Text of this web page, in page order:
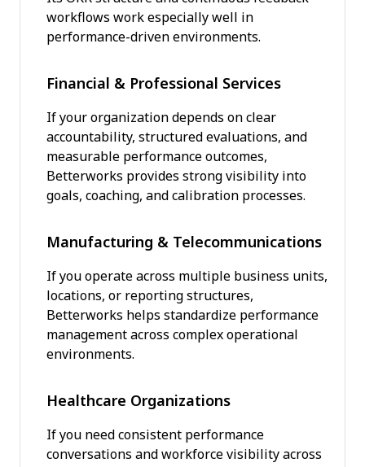
workflows work especially well in
performance-driven environments.
Financial & Professional Services
If your organization depends on clear
accountability, structured evaluations, and
measurable performance outcomes,
Betterworks provides strong visibility into
goals, coaching, and calibration processes.
Manufacturing & Telecommunications
If you operate across multiple business units,
locations, or reporting structures,
Betterworks helps standardize performance
management across complex operational
environments.
Healthcare Organizations
If you need consistent performance
conversations and workforce visibility across